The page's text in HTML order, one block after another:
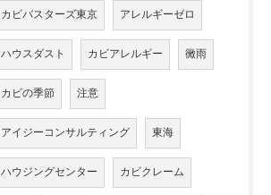
カビバスターズ東京 アレルギーゼロ
ハウスダスト カビアレルギー 黴雨
カビの季節 注意
アイジーコンサルティング 東海
ハウジングセンター カビクレーム